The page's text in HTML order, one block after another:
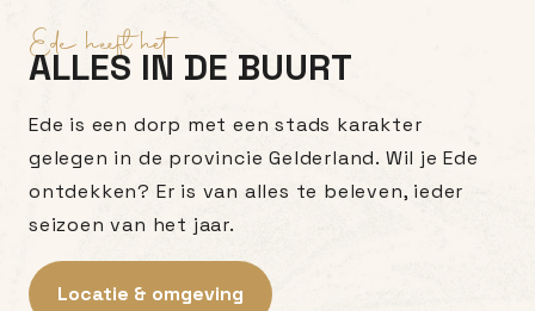
Ede heeft het
ALLES IN DE BUURT
Ede is een dorp met een stads karakter
gelegen in de provincie Gelderland. Wil je Ede
ontdekken? Er is van alles te beleven, ieder
seizoen van het jaar.
Locatie & omgeving